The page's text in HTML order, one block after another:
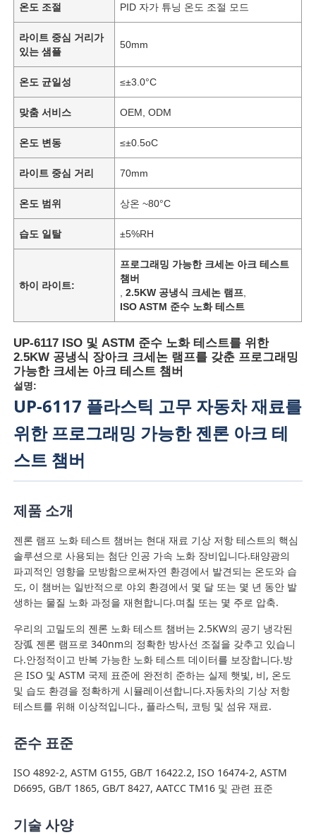
홈
제품 소개
회사 소개
공장 투어
품질 관리
연락처
온도 조절 PID 자가 튜닝 온도 조절 모드
라이트 중심 거리가
있는 샘플
50mm
온도 균일성 ≤±3.0°C
맞춤 서비스 OEM, ODM
온도 변동 ≤±0.5oC
라이트 중심 거리 70mm
온도 범위 상온 ~80°C
습도 일탈 ±5%RH
하이 라이트:
프로그래밍 가능한 크세논 아크 테스트
챔버
,2.5KW 공냉식 크세논 램프
ISO ASTM 준수 노화 테스트
UP-6117 ISO 및 ASTM 준수 노화 테스트를 위한
2.5KW 공냉식 장아크 크세논 램프를 갖춘 프로그래밍
가능한 크세논 아크 테스트 챔버
설명:
UP-6117 플라스틱 고무 자동차 재료를
위한 프로그래밍 가능한 젠론 아크 테
스트 챔버
제품 소개
젠론 램프 노화 테스트 챔버는 현대 재료 기상 저항 테스트의 핵심
솔루션으로 사용되는 첨단 인공 가속 노화 장비입니다.태양광의
파괴적인 영향을 모방함으로써자연 환경에서 발견되는 온도와 습
도, 이 챔버는 일반적으로 야외 환경에서 몇 달 또는 몇 년 동안 발
생하는 물질 노화 과정을 재현합니다.며칠 또는 몇 주로 압축.
우리의 고밀도의 젠론 노화 테스트 챔버는 2.5KW의 공기 냉각된
장弧 젠론 램프로 340nm의 정확한 방사선 조절을 갖추고 있습니
다.안정적이고 반복 가능한 노화 테스트 데이터를 보장합니다.방
은 ISO 및 ASTM 국제 표준에 완전히 준하는 실제 햇빛, 비, 온도
및 습도 환경을 정확하게 시뮬레이션합니다.자동차의 기상 저항
테스트를 위해 이상적입니다., 플라스틱, 코팅 및 섬유 재료.
준수 표준
ISO 4892-2, ASTM G155, GB/T 16422.2, ISO 16474-2, ASTM
D6695, GB/T 1865, GB/T 8427, AATCC TM16 및 관련 표준
기술 사양